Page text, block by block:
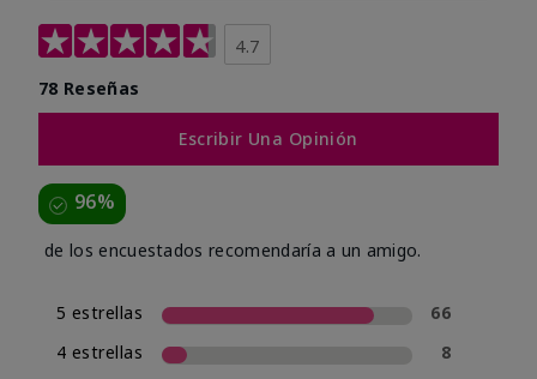
4.7
78 Reseñas
Escribir Una Opinión
96%
de los encuestados recomendaría a un amigo.
5 estrellas
66
4 estrellas
8